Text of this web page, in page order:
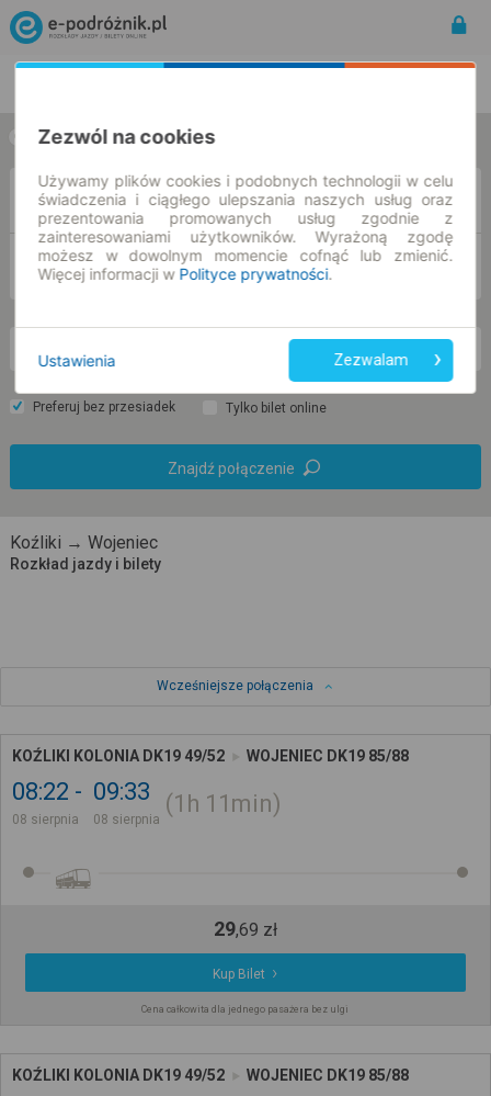
w jedną stronę w obie strony
Z
DO
so. 8 sie.
Preferuj bez przesiadek Tylko bilet online
Znajdź połączenie
Koźliki → Wojeniec
Rozkład jazdy i bilety
Wcześniejsze połączenia
KOŹLIKI KOLONIA DK19 49/52 WOJENIEC DK19 85/88
08:22
08 sierpnia
09:33
08 sierpnia
1h 11min
29,69 zł
Kup Bilet
Cena całkowita dla jednego pasażera bez ulgi
KOŹLIKI KOLONIA DK19 49/52 WOJENIEC DK19 85/88
Zezwól na cookies
Używamy plików cookies i podobnych technologii w celu
świadczenia i ciągłego ulepszania naszych usług oraz
prezentowania promowanych usług zgodnie z
zainteresowaniami użytkowników. Wyrażoną zgodę
możesz w dowolnym momencie cofnąć lub zmienić.
Więcej informacji w Polityce prywatności.
Ustawienia Zezwalam